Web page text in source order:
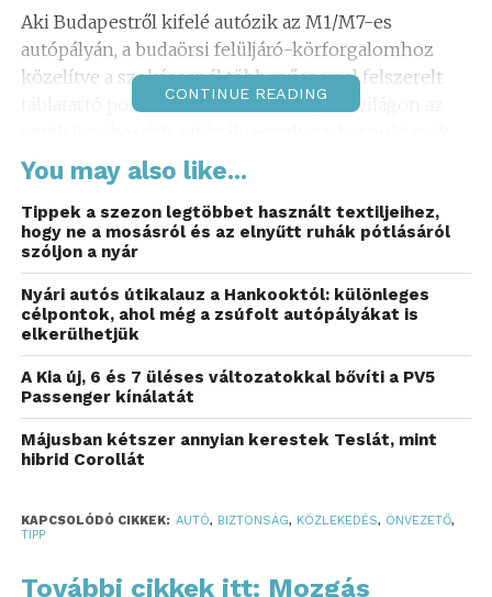
Aki Budapestről kifelé autózik az M1/M7-es
autópályán, a budaörsi felüljáró-körforgalomhoz
közelítve a szokásosnál több műszerrel felszerelt
táblatartó portálokat láthat. Ez az egész világon az
Kínában van, igaz, ott jóval hosszabban.
Másfél gigabájt,
másodpercenként
A 800 méternyi, hamarosan 1,5 kilométeresre bővülő
útszakasz két oldalát összesen 39 csúcstechnológiás
műszer pásztázza –LiDAR-szenzorok, radarok,
hőkamerák, szűkebb és szélesebb látószögű
kamerák. A szenzorok közvetlen optikai kapcsolaton
másodpercenként 1,5 gigabájt adatot küldenek a
Magyar Közút szigetszentmiklósi központjába, hogy
Ez az Eureka Central System, egy magyar-osztrák
BME szakemberei ősz óta dolgoznak a rendszer
CONTINUE READING
You may also like...
Tippek a szezon legtöbbet használt textiljeihez,
hogy ne a mosásról és az elnyűtt ruhák pótlásáról
szóljon a nyár
Nyári autós útikalauz a Hankooktól: különleges
célpontok, ahol még a zsúfolt autópályákat is
elkerülhetjük
A Kia új, 6 és 7 üléses változatokkal bővíti a PV5
Passenger kínálatát
Májusban kétszer annyian kerestek Teslát, mint
hibrid Corollát
KAPCSOLÓDÓ CIKKEK: AUTÓ, BIZTONSÁG, KÖZLEKEDÉS, ÖNVEZETŐ,
TIPP
További cikkek itt: Mozgás